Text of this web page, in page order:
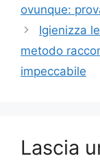
ovunque:
Igienizza
metodo
impeccabile
Lascia